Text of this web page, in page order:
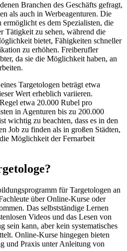
Branchen des Geschäfts gefragt,
als auch in Werbeagenturen. Die
es dem Spezialisten, die
Tätigkeit zu sehen, während die
bietet, Fähigkeiten schneller
zu erhöhen. Freiberufler
da sie die Möglichkeit haben, an
Targetologen beträgt etwa
Wert erheblich variieren.
etwa 20.000 Rubel pro
in Agenturen bis zu 200.000
wichtig zu beachten, dass es in den
Job zu finden als in großen Städten,
Möglichkeit der Fernarbeit
für Targetologen an
über Online-Kurse oder
Das selbstständige Lernen
Videos und das Lesen von
sein kann, aber kein systematisches
Online-Kurse hingegen bieten
und Praxis unter Anleitung von